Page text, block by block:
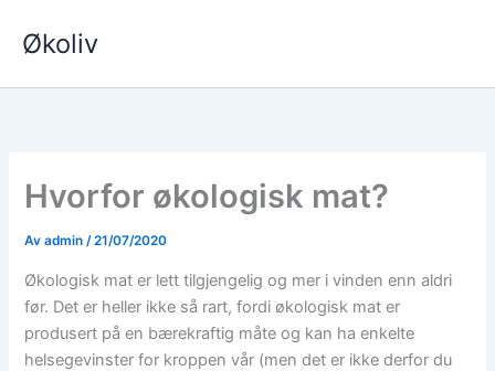
rett
innholdet
Økoliv
Hvorfor økologisk mat?
Av admin/21/07/2020
Økologisk mat er lett tilgjengelig og mer i vinden enn aldri
før. Det er heller ikke så rart, fordi økologisk mat er
produsert på en bærekraftig måte og kan ha enkelte
helsegevinster for kroppen vår (men det er ikke derfor du